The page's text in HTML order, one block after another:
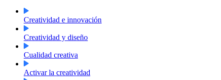
Creatividad e innovación
Creatividad y diseño
Cualidad creativa
Activar la creatividad